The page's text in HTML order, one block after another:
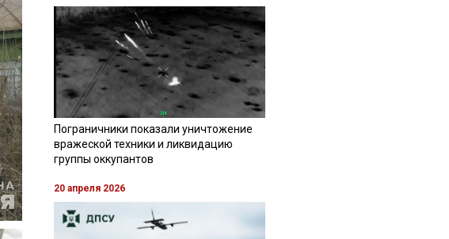
Пограничники показали уничтожение
вражеской техники и ликвидацию
группы оккупантов
20 апреля 2026